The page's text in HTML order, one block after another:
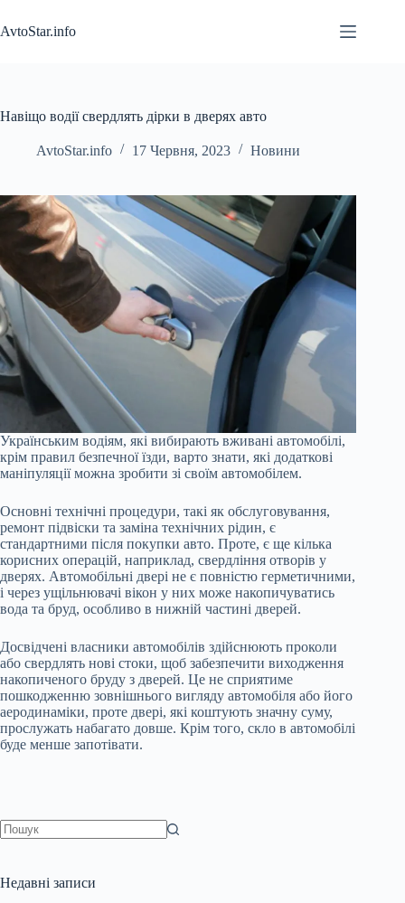
до
вмісту
AvtoStar.info
Навіщо водії свердлять дірки в дверях авто
AvtoStar.info 17 Червня, 2023 Новини
Українським водіям, які вибирають вживані автомобілі,
крім правил безпечної їзди, варто знати, які додаткові
маніпуляції можна зробити зі своїм автомобілем.
Основні технічні процедури, такі як обслуговування,
ремонт підвіски та заміна технічних рідин, є
стандартними після покупки авто. Проте, є ще кілька
корисних операцій, наприклад, свердління отворів у
дверях. Автомобільні двері не є повністю герметичними,
і через ущільнювачі вікон у них може накопичуватись
вода та бруд, особливо в нижній частині дверей.
Досвідчені власники автомобілів здійснюють проколи
або свердлять нові стоки, щоб забезпечити виходження
накопиченого бруду з дверей. Це не сприятиме
пошкодженню зовнішнього вигляду автомобіля або його
аеродинаміки, проте двері, які коштують значну суму,
прослужать набагато довше. Крім того, скло в автомобілі
буде менше запотівати.
Недавні записи